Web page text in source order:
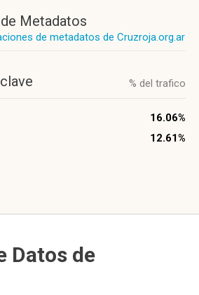
Metadatos
de metadatos de Cruzroja.org.ar
% del trafico
16.06%
12.61%
Datos de